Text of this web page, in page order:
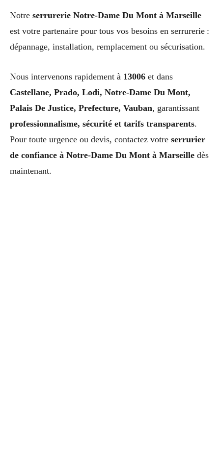
Notre serrurerie Notre-Dame Du Mont à Marseille
est votre partenaire pour tous vos besoins en serrurerie :
dépannage, installation, remplacement ou sécurisation.
Nous intervenons rapidement à 13006 et dans
Castellane, Prado, Lodi, Notre-Dame Du Mont,
Palais De Justice, Prefecture, Vauban, garantissant
professionnalisme, sécurité et tarifs transparents.
Pour toute urgence ou devis, contactez votre serrurier
de confiance à Notre-Dame Du Mont à Marseille dès
maintenant.